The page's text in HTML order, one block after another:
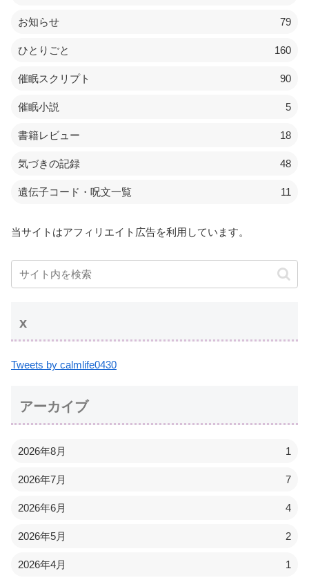
お知らせ 79
ひとりごと 160
催眠スクリプト 90
催眠小説 5
書籍レビュー 18
気づきの記録 48
遺伝子コード・呪文一覧 11
当サイトはアフィリエイト広告を利用しています。
x
Tweets by calmlife0430
アーカイブ
2026年8月 1
2026年7月 7
2026年6月 4
2026年5月 2
2026年4月 1